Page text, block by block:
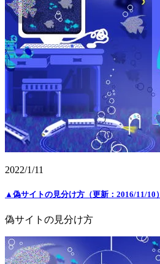
2022/1/11
▲偽サイトの見分け方（更新：2016/11/10）
偽サイトの見分け方